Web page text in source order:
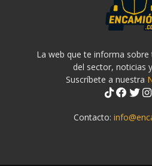
La web que te informa sobre
del sector, noticias
Suscríbete a nuestra
Contacto: